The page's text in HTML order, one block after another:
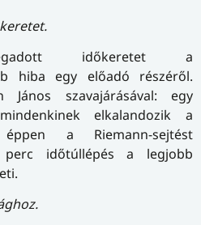
időkeretet a
hiba egy előadó részéről.
János szavajárásával: egy
elkalandozik a
a Riemann-sejtést
időtúllépés a legjobb